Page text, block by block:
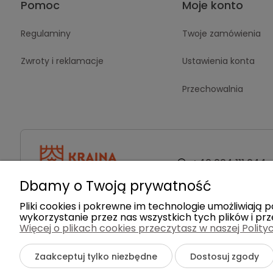
Pomoc
Regulaminy
Zwroty i reklamacje
Moje konto
Twoje zamówienia
Ustawienia konta
Przechowalnia
+48 884 111 844
©2026 Wszelkie Prawa Zastrzeżone | Kraina
Dbamy o Twoją prywatność
Pliki cookies i pokrewne im technologie
wykorzystanie przez nas wszystkich tych plików i
Więcej o plikach cookies przeczytasz w naszej
Zaakceptuj tylko niezbędne Dostosuj zgody